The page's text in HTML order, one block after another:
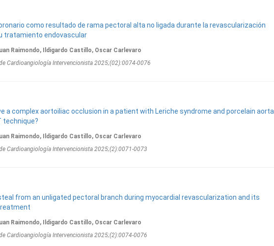
como resultado de rama pectoral alta no ligada durante la revascularización
tratamiento endovascular
Raimondo, Ildigardo Castillo, Oscar Carlevaro
Cardioangiologí­a Intervencionista 2025;(02):0074-0076
a complex aortoiliac occlusion in a patient with Leriche syndrome and porcelain aorta
technique?
Raimondo, Ildigardo Castillo, Oscar Carlevaro
Cardioangiologí­a Intervencionista 2025;(2):0071-0073
from an unligated pectoral branch during myocardial revascularization and its
Raimondo, Ildigardo Castillo, Oscar Carlevaro
Cardioangiologí­a Intervencionista 2025;(2):0074-0076